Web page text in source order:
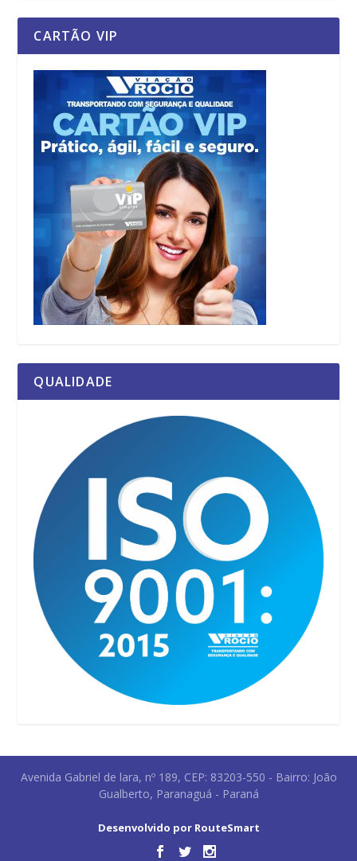
CARTÃO VIP
QUALIDADE
Avenida Gabriel de lara, nº 189, CEP: 83203-550 - Bairro: João
Gualberto, Paranaguá - Paraná
Desenvolvido por RouteSmart